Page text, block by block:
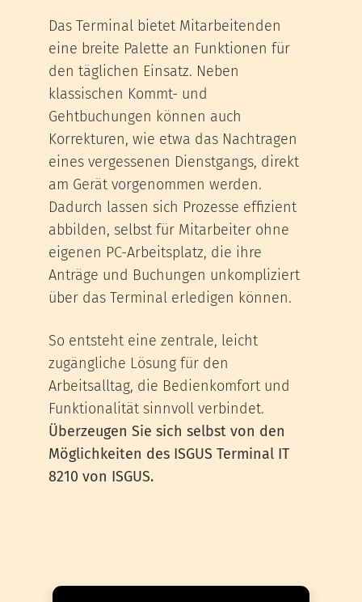
Das Terminal bietet Mitarbeitenden
eine breite Palette an Funktionen für
den täglichen Einsatz. Neben
klassischen Kommt- und
Gehtbuchungen können auch
Korrekturen, wie etwa das Nachtragen
eines vergessenen Dienstgangs, direkt
am Gerät vorgenommen werden.
Dadurch lassen sich Prozesse effizient
abbilden, selbst für Mitarbeiter ohne
eigenen PC-Arbeitsplatz, die ihre
Anträge und Buchungen unkompliziert
über das Terminal erledigen können.
So entsteht eine zentrale, leicht
zugängliche Lösung für den
Arbeitsalltag, die Bedienkomfort und
Funktionalität sinnvoll verbindet.
Überzeugen Sie sich selbst von den
Möglichkeiten des ISGUS Terminal IT
8210 von ISGUS.